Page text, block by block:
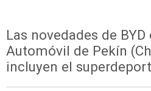
Las novedades de
Automóvil de Pekín
incluyen el